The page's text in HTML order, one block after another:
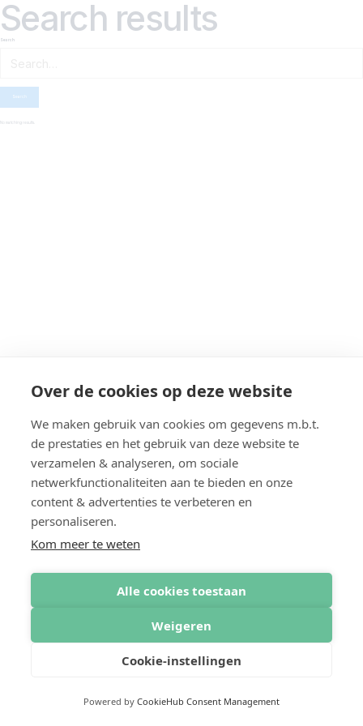
Search results
Search
No matching results.
Over de cookies op deze website
We maken gebruik van cookies om gegevens m.b.t.
de prestaties en het gebruik van deze website te
verzamelen & analyseren, om sociale
netwerkfunctionaliteiten aan te bieden en onze
content & advertenties te verbeteren en
personaliseren.
Kom meer te weten
Alle cookies toestaan
Weigeren
Cookie-instellingen
Powered by CookieHub Consent Management